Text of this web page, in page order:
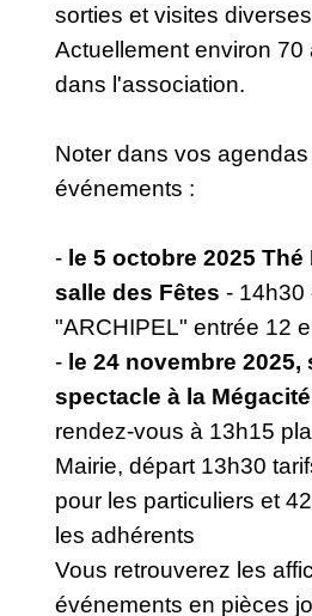
sorties et visites
Actuellement environ 70
dans l'association.
Noter dans vos
événements :
- le 5 octobre 2025 Thé
salle des Fêtes- 14h30
"ARCHIPEL" entrée 12
- le 24 novembre 2025,
spectacle à la
rendez-vous à 13h15
Mairie, départ 13h30
pour les particuliers et
les adhérents
Vous retrouverez les
événements en pièces